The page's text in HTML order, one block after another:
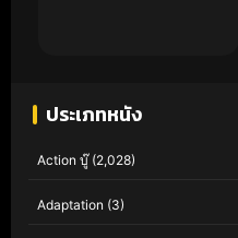
ประเภทหนัง
Action บู๊(2,028)
Adaptation (3)